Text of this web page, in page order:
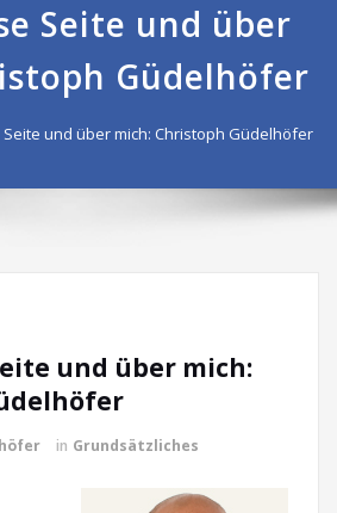
Seite und über
Güdelhöfer
und über mich: Christoph Güdelhöfer
und über mich:
in Grundsätzliches